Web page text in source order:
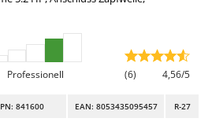
für Traktoren
Professionell (6) 4,56/5
841600 EAN: 8053435095457 R-27